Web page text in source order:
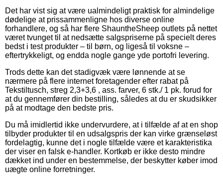
Det har vist sig at være ualmindeligt praktisk for almindelige
dødelige at prissammenligne hos diverse online
forhandlere, og så har flere ShauntheSheep outlets på nettet
været tvunget til at nedsætte salgspriserne på specielt deres
bedst i test produkter – til børn, og ligeså til voksne –
eftertrykkeligt, og endda nogle gange yde portofri levering.
Trods dette kan det stadigvæk være lønnende at se
nærmere på flere internet foretagender efter rabat på
Tekstiltusch, streg 2,3+3,6 , ass. farver, 6 stk./ 1 pk. forud for
at du gennemfører din bestilling, således at du er skudsikker
på at modtage den bedste pris.
Du må imidlertid ikke undervurdere, at i tilfælde af at en shop
tilbyder produkter til en udsalgspris der kan virke grænseløst
fordelagtig, kunne det i nogle tilfælde være et karakteristika
der viser en falsk e-handler. Kortkøb er ikke desto mindre
dækket ind under en bestemmelse, der beskytter køber imod
uægte online forretninger.